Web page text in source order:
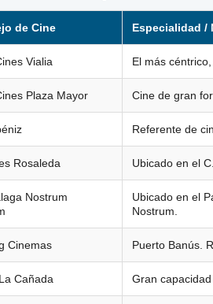
de Cine Especialidad /
Vialia El más
Plaza Mayor Cine de gran
Referente de
Rosaleda Ubicado en el
Nostrum
Ubicado en el
Nostrum.
Cinemas Puerto Banús.
Cañada Gran